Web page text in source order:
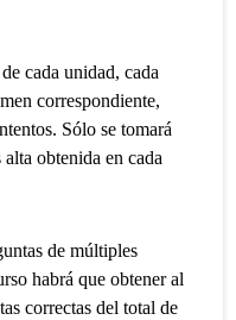
cada unidad, cada
correspondiente,
Sólo se tomará
obtenida en cada
de múltiples
habrá que obtener al
correctas del total de